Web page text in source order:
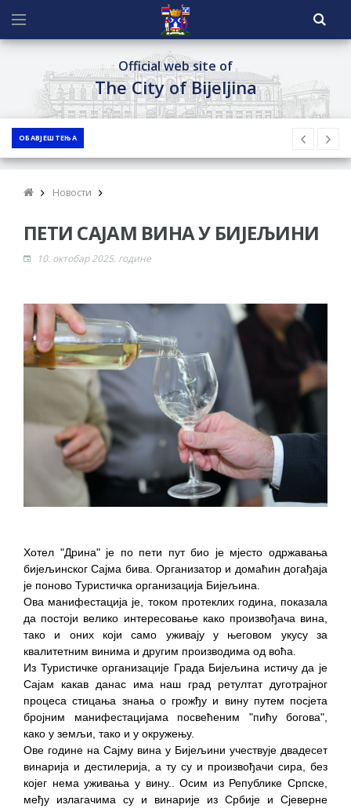
Official web site of
The City of Bijeljina
ОБАВЈЕШТЕЊА
Новости
ПЕТИ САЈАМ ВИНА У БИЈЕЉИНИ
10. октобар 2025. године
Хотел "Дрина" је по пети пут био је мјесто одржавања
бијељинског Сајма бива. Организатор и домаћин догађаја
је поново Туристичка организација Бијељина.
Ова манифестација је, током протеклих година, показала
да постоји велико интересовање како произвођача вина,
тако и оних који само уживају у његовом укусу за
квалитетним винима и другим производима од воћа.
Из Туристичке организације Града Бијељина истичу да је
Сајам какав данас има наш град ретултат дуготрајног
процеса стицања знања о грожђу и вину путем посјета
бројним манифестацијама посвећеним "пићу богова",
како у земљи, тако и у окружењу.
Ове године на Сајму вина у Бијељини учествује двадесет
винарија и дестилерија, а ту су и произвођачи сира, без
којег нема уживања у вину.. Осим из Републике Српске,
међу излагачима су и винарије из Србије и Сјеверне